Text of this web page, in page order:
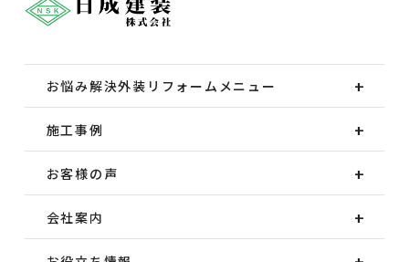
お悩み解決外装 リフォームメニュー
施工事例
お客様の声
会社案内